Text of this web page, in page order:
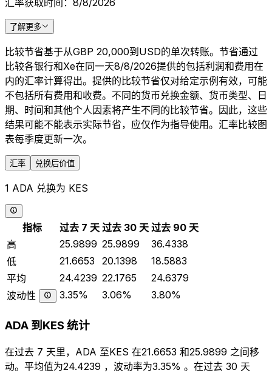
汇率获取时间：8/8/2026
了解更多
比较节省基于从GBP 20,000到USD的单次转账。节省通过
比较各银行和Xe在同一天8/8/2026提供的包括利润和费用在
内的汇率计算得出。提供的比较节省仅对给定示例有效，可能
不包括所有费用和收费。不同的货币兑换金额、货币类型、日
期、时间和其他个人因素将产生不同的比较节省。因此，这些
结果可能不能表示实际节省，应仅作为指导使用。汇率比较图
表每季度更新一次。
汇率 兑换后价值
1 ADA 兑换为 KES
指标 过去 7 天 过去 30 天 过去 90 天
高
25.9899 25.9899
36.4338
低
21.6653 20.1398
18.5883
平均
24.4239 22.1765
24.6379
波动性
3.35% 3.06% 3.80%
ADA 到KES 统计
在过去 7 天里，ADA 至KES 在21.6653 和25.9899 之间移
动。平均值为24.4239 ，波动率为3.35% 。在过去 30 天